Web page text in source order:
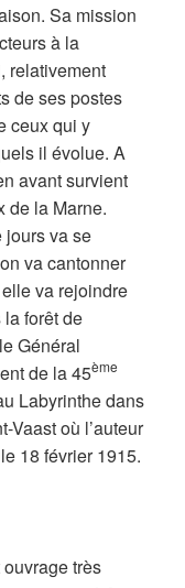
Sa mission
à la
relativement
de ses postes
ceux qui y
il évolue. A
avant survient
de la Marne.
va se
va cantonner
va rejoindre
forêt de
Général
de la 45ème
Labyrinthe dans
Vaast où l’auteur
18 février 1915.
ouvrage très